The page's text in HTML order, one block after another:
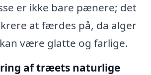
er ikke bare pænere; det
at færdes på, da alger
være glatte og farlige.
af træets naturlige